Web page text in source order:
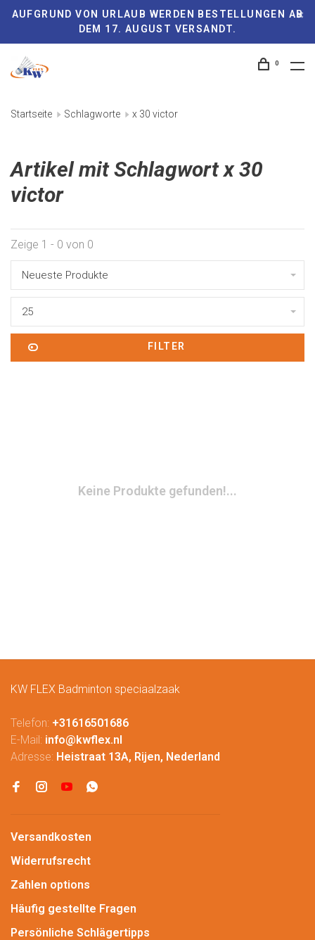
AUFGRUND VON URLAUB WERDEN BESTELLUNGEN AB
DEM 17. AUGUST VERSANDT.
0
Startseite Schlagworte x 30 victor
Artikel mit Schlagwort x 30
victor
Zeige 1 - 0 von 0
Neueste Produkte
25
FILTER
Keine Produkte gefunden!...
KW FLEX Badminton speciaalzaak
Telefon: +31616501686
E-Mail: info@kwflex.nl
Adresse: Heistraat 13A, Rijen, Nederland
Versandkosten
Widerrufsrecht
Zahlen options
Häufig gestellte Fragen
Persönliche Schlägertipps